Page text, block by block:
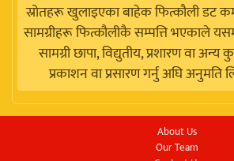
स्रोतहरू खुलाइएका बाहेक फित्कौली डट
सामग्रीहरू फित्कौलीकै सम्पत्ति भएकाले
सामग्री छापा, विद्युतीय, प्रशारण वा
प्रकाशन वा प्रसारण गर्नु अघि अनुमति
About Us
Our Team